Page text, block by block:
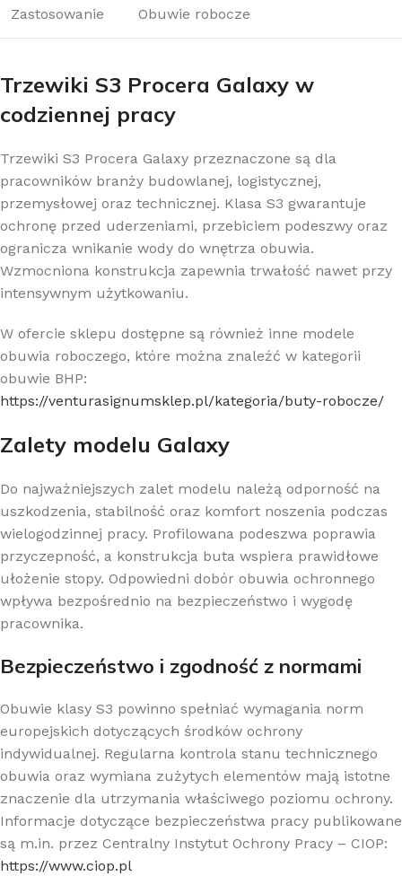
Zastosowanie Obuwie robocze
Trzewiki S3 Procera Galaxy w
codziennej pracy
Trzewiki S3 Procera Galaxy przeznaczone są dla
pracowników branży budowlanej, logistycznej,
przemysłowej oraz technicznej. Klasa S3 gwarantuje
ochronę przed uderzeniami, przebiciem podeszwy oraz
ogranicza wnikanie wody do wnętrza obuwia.
Wzmocniona konstrukcja zapewnia trwałość nawet przy
intensywnym użytkowaniu.
W ofercie sklepu dostępne są również inne modele
obuwia roboczego, które można znaleźć w kategorii
obuwie BHP:
https://venturasignumsklep.pl/kategoria/buty-robocze/
Zalety modelu Galaxy
Do najważniejszych zalet modelu należą odporność na
uszkodzenia, stabilność oraz komfort noszenia podczas
wielogodzinnej pracy. Profilowana podeszwa poprawia
przyczepność, a konstrukcja buta wspiera prawidłowe
ułożenie stopy. Odpowiedni dobór obuwia ochronnego
wpływa bezpośrednio na bezpieczeństwo i wygodę
pracownika.
Bezpieczeństwo i zgodność z normami
Obuwie klasy S3 powinno spełniać wymagania norm
europejskich dotyczących środków ochrony
indywidualnej. Regularna kontrola stanu technicznego
obuwia oraz wymiana zużytych elementów mają istotne
znaczenie dla utrzymania właściwego poziomu ochrony.
Informacje dotyczące bezpieczeństwa pracy publikowane
są m.in. przez Centralny Instytut Ochrony Pracy – CIOP:
https://www.ciop.pl